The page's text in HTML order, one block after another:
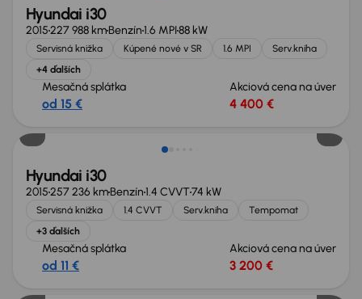
Hyundai i30
2015227 988 kmBenzín1.6 MPI88 kW
Servisná knižka Kúpené nové v SR 1.6 MPI
Serv.kniha
+4 ďalších
Mesačná splátka
od 15 €
Akciová cena na úver
4 400 €
Zlacnené o 500 €
Hyundai i30
2015257 236 kmBenzín1.4 CVVT74 kW
Servisná knižka 1.4 CVVT Serv.kniha
Tempomat
+3 ďalších
Mesačná splátka
od 11 €
Akciová cena na úver
3 200 €
Zlacnené o 500 €